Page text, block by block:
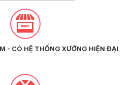
- CÓ HỆ THỐNG XƯỞNG HIỆN ĐẠI